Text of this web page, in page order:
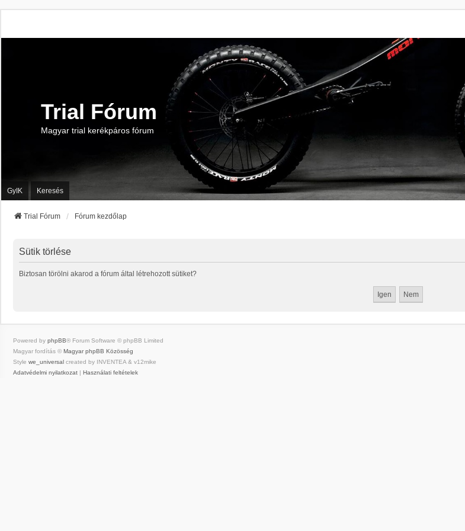
Trial Fórum
Magyar trial kerékpáros fórum
GyIK Keresés
Trial Fórum Fórum kezdőlap
Sütik törlése
Biztosan törölni akarod a fórum által létrehozott sütiket?
Powered by phpBB® Forum Software © phpBB Limited
Magyar fordítás © Magyar phpBB Közösség
Style we_universal created by INVENTEA & v12mike
Adatvédelmi nyilatkozat
Használati feltételek